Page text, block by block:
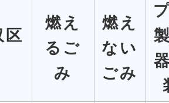
区
燃え
るご
み
燃え
ない
ごみ